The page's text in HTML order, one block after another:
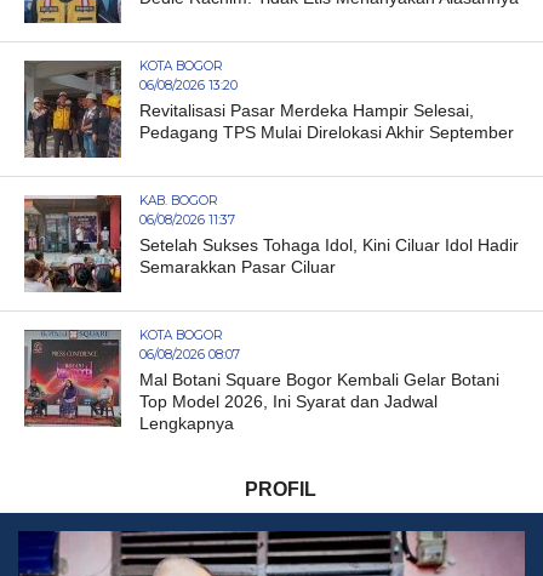
KOTA BOGOR
06/08/2026 13:20
Revitalisasi Pasar Merdeka Hampir Selesai,
Pedagang TPS Mulai Direlokasi Akhir September
KAB. BOGOR
06/08/2026 11:37
Setelah Sukses Tohaga Idol, Kini Ciluar Idol Hadir
Semarakkan Pasar Ciluar
KOTA BOGOR
06/08/2026 08:07
Mal Botani Square Bogor Kembali Gelar Botani
Top Model 2026, Ini Syarat dan Jadwal
Lengkapnya
PROFIL